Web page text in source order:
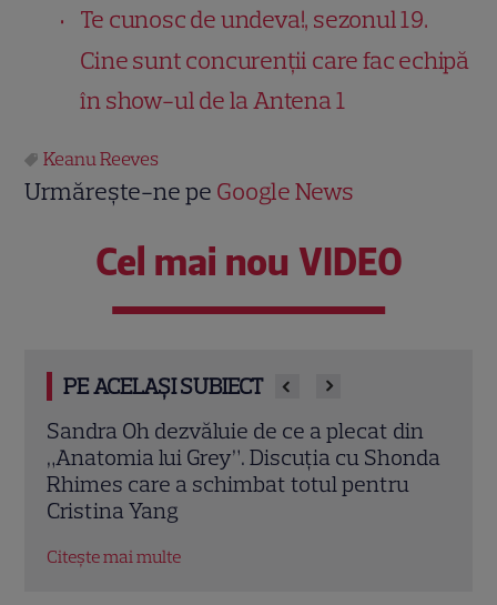
Te cunosc de undeva!, sezonul 19.
Cine sunt concurenții care fac echipă
în show-ul de la Antena 1
Keanu Reeves
Urmărește-ne pe Google News
Cel mai nou VIDEO
PE ACELAȘI SUBIECT
Marvel are un nou Black Panther. David
Jonsson preia moștenirea lui Chadwick
Boseman
Citește mai multe